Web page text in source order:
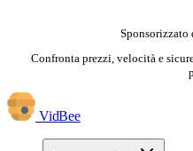
Sponsorizzato
Confronta prezzi, velocità e
VidBee